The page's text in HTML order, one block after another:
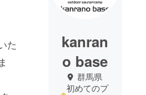
た
kanran
o base
群馬県
初めてのプ